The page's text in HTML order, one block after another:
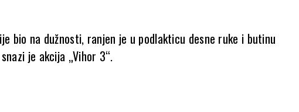
bio na dužnosti, ranjen je u podlakticu desne ruke i butinu
je akcija „Vihor 3“.